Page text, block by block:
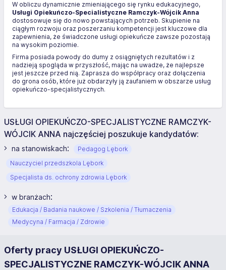
W obliczu dynamicznie zmieniającego się rynku edukacyjnego,
Usługi Opiekuńczo-Specialistyczne Ramczyk-Wójcik Anna
dostosowuje się do nowo powstających potrzeb. Skupienie na
ciągłym rozwoju oraz poszerzaniu kompetencji jest kluczowe dla
zapewnienia, że świadczone usługi opiekuńcze zawsze pozostają
na wysokim poziomie.
Firma posiada powody do dumy z osiągniętych rezultatów i z
nadzieją spogląda w przyszłość, mając na uwadze, że najlepsze
jest jeszcze przed nią. Zaprasza do współpracy oraz dołączenia
do grona osób, które już obdarzyły ją zaufaniem w obszarze usług
opiekuńczo-specjalistycznych.
USŁUGI OPIEKUŃCZO-SPECJALISTYCZNE RAMCZYK-
WÓJCIK ANNA najczęściej poszukuje kandydatów:
na stanowiskach:
Pedagog Lębork
Nauczyciel przedszkola Lębork
Specjalista ds. ochrony zdrowia Lębork
w branżach:
Edukacja / Badania naukowe / Szkolenia / Tłumaczenia
Medycyna / Farmacja / Zdrowie
Oferty pracy USŁUGI OPIEKUŃCZO-
SPECJALISTYCZNE RAMCZYK-WÓJCIK ANNA